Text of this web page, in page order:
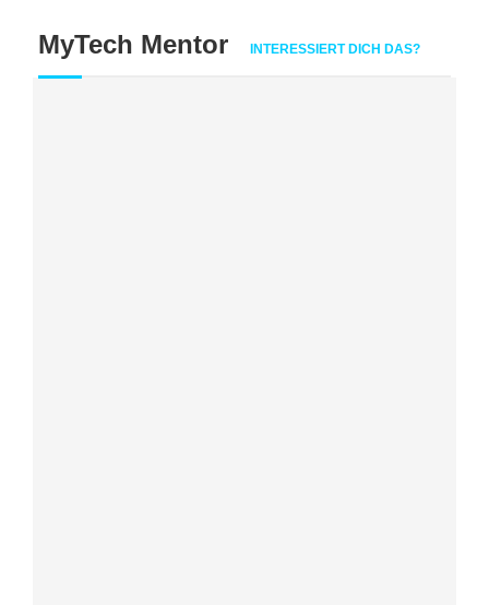
MyTech Mentor INTERESSIERT DICH DAS?